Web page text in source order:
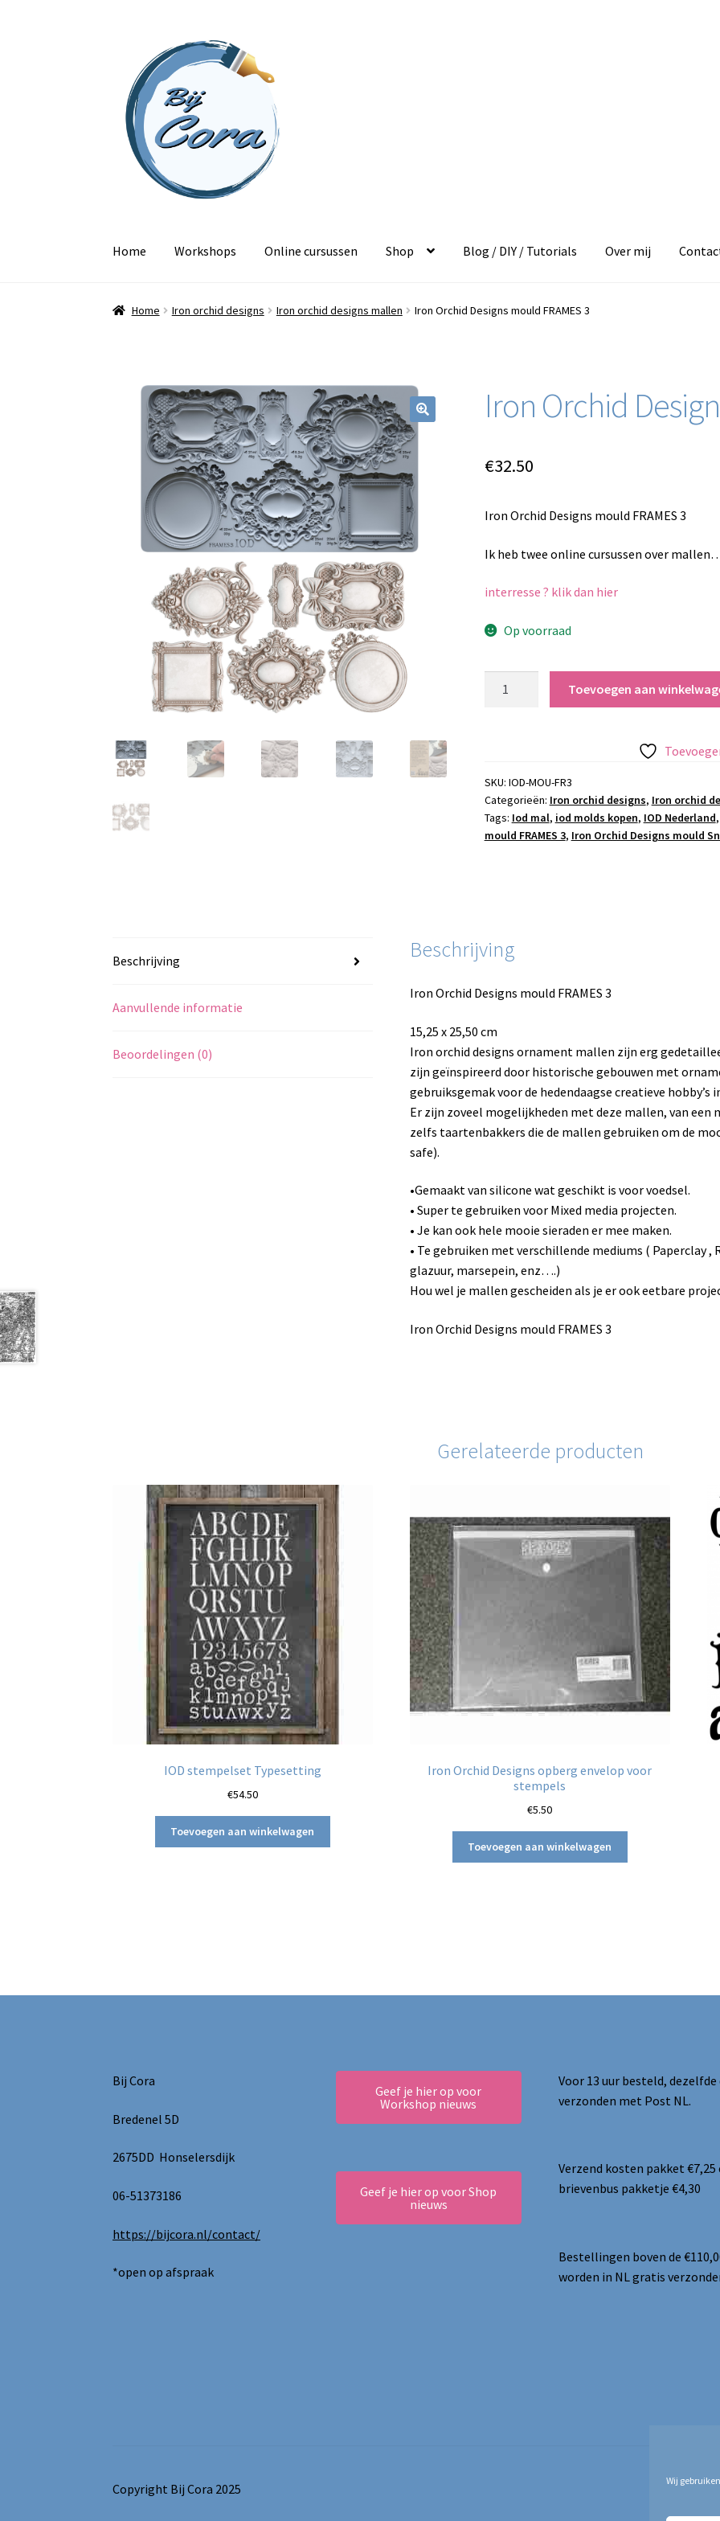
Wij
naar
navigatie
inhoud
Home Workshops Online cursussen Shop Blog / DIY / Tutorials Over mij
Home Iron orchid designs Iron orchid designs mallen Iron Orchid Designs mould FRAMES 3
Iron Orchid
€32.50
Iron Orchid Designs mould FRAMES 3
Ik heb twee online cursussen over
interresse ? klik dan hier
Op voorraad
3
aantal
Toevoegen aan
SKU: IOD-MOU-FR3
Categorieën: Iron orchid designs, Iron orchid
Tags: Iod mal, iod molds kopen, IOD Nederland,
mould FRAMES 3, Iron Orchid Designs mould
Beschrijving
Aanvullende informatie
Beoordelingen (0)
Beschrijving
Iron Orchid Designs mould FRAMES 3
15,25 x 25,50 cm
Iron orchid designs ornament mallen zijn erg
zijn geïnspireerd door historische gebouwen met
gebruiksgemak voor de hedendaagse creatieve hobby’s
Er zijn zoveel mogelijkheden met deze mallen, van
zelfs taartenbakkers die de mallen gebruiken om de
safe).
•Gemaakt van silicone wat geschikt is voor voedsel.
• Super te gebruiken voor Mixed media projecten.
• Je kan ook hele mooie sieraden er mee maken.
• Te gebruiken met verschillende mediums ( Paperclay
glazuur, marsepein, enz….)
Hou wel je mallen gescheiden als je er ook eetbare
Iron Orchid Designs mould FRAMES 3
Gerelateerde producten
IOD stempelset Typesetting
€54.50
Toevoegen aan winkelwagen
Iron Orchid Designs opberg envelop voor
stempels
€5.50
Toevoegen aan winkelwagen
Bij Cora
Bredenel 5D
2675DD Honselersdijk
06-51373186
https://bijcora.nl/contact/
*open op afspraak
Geef je hier op voor
Workshop nieuws
Geef je hier op voor Shop
nieuws
Voor 13 uur besteld, dezelfde
verzonden met Post NL.
Verzend kosten pakket €7,25
brievenbus pakketje €4,30
Bestellingen boven de
worden in NL gratis
Copyright Bij Cora 2025